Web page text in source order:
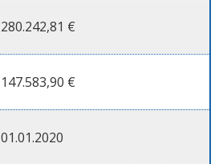
280.242,81 €
147.583,90 €
01.01.2020